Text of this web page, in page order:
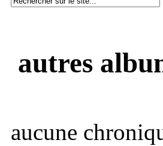
autres
aucune